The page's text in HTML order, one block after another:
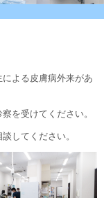
よる皮膚病外来があ
を受けてください。
してください。